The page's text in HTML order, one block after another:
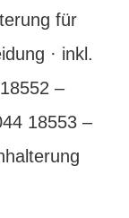
für
· inkl.
–
18553 –